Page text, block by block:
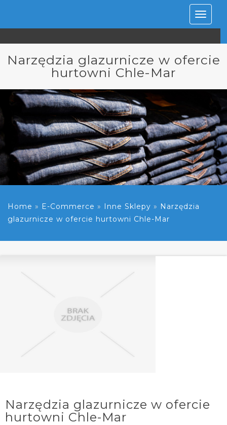
Rozwiń
Narzędzia glazurnicze w ofercie
hurtowni Chle-Mar
Home » E-Commerce » Inne Sklepy » Narzędzia
glazurnicze w ofercie hurtowni Chle-Mar
Narzędzia glazurnicze w ofercie
hurtowni Chle-Mar